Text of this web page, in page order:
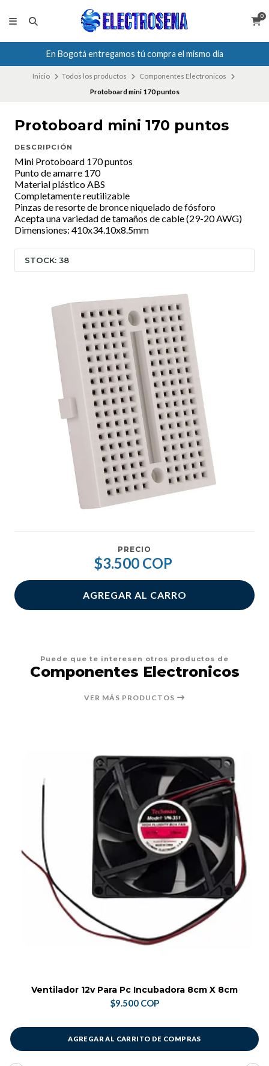
0
En Bogotá entregamos tú compra el mismo día
Inicio Todos los productos
Componentes Electronicos
Protoboard mini 170 puntos
Protoboard mini 170 puntos
DESCRIPCIÓN
Mini Protoboard 170 puntos
Punto de amarre 170
Material plástico ABS
Completamente reutilizable
Pinzas de resorte de bronce niquelado de fósforo
Acepta una variedad de tamaños de cable (29-20 AWG)
Dimensiones: 410x34.10x8.5mm
STOCK: 38
PRECIO
$3.500 COP
AGREGAR AL CARRO
Puede que te interesen otros productos de
Componentes Electronicos
VER MÁS PRODUCTOS
Ventilador 12v Para Pc Incubadora 8cm X 8cm
$9.500 COP
AGREGAR AL CARRITO DE COMPRAS